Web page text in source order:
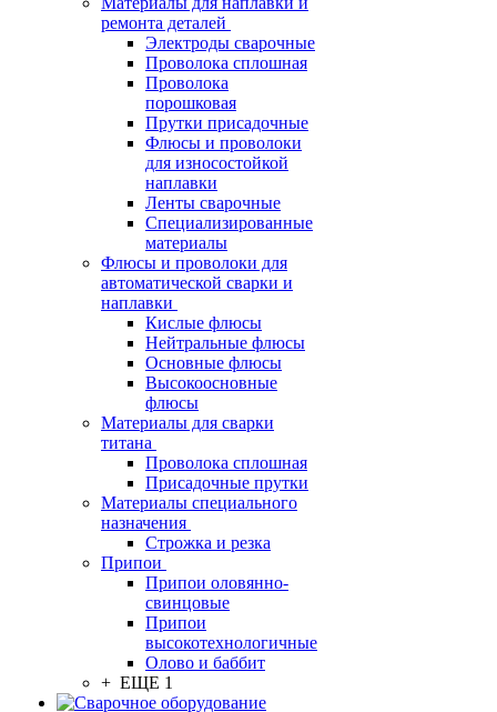
ремонта деталей
Электроды сварочные
Проволока сплошная
Проволока
порошковая
Прутки присадочные
Флюсы и проволоки
для износостойкой
наплавки
Ленты сварочные
Специализированные
материалы
Флюсы и проволоки для
автоматической сварки и
наплавки
Кислые флюсы
Нейтральные флюсы
Основные флюсы
Высокоосновные
флюсы
Материалы для сварки
титана
Проволока сплошная
Присадочные прутки
Материалы специального
назначения
Строжка и резка
Припои
Припои оловянно-
свинцовые
Припои
высокотехнологичные
Олово и баббит
+ ЕЩЕ 1